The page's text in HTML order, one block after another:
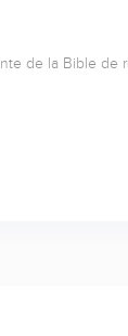
de la Bible de